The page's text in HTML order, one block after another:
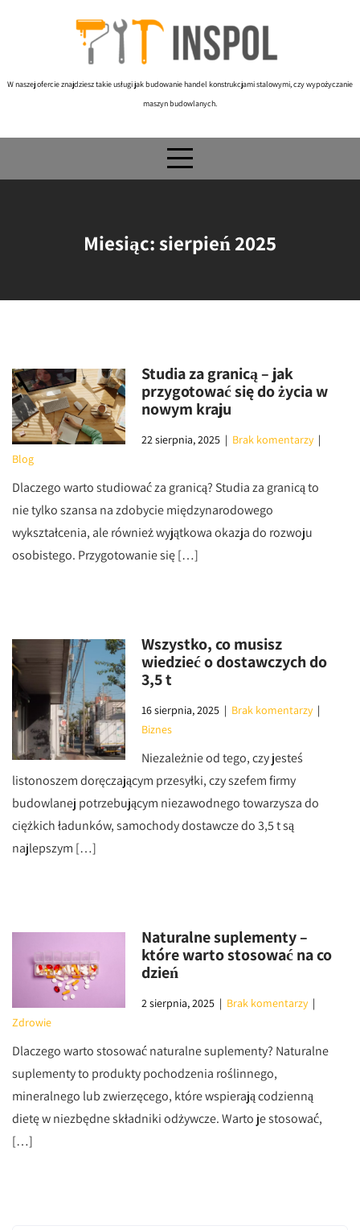
W naszej ofercie znajdziesz takie usługi jak budowanie handel konstrukcjami stalowymi, czy wypożyczanie
maszyn budowlanych.
Miesiąc:sierpień 2025
Studia za granicą – jak
przygotować się do życia w
nowym kraju
22 sierpnia, 2025 | Brak komentarzy |
Blog
Dlaczego warto studiować za granicą? Studia za granicą to
nie tylko szansa na zdobycie międzynarodowego
wykształcenia, ale również wyjątkowa okazja do rozwoju
osobistego. Przygotowanie się […]
Wszystko, co musisz
wiedzieć o dostawczych do
3,5 t
16 sierpnia, 2025 | Brak komentarzy |
Biznes
Niezależnie od tego, czy jesteś
listonoszem doręczającym przesyłki, czy szefem firmy
budowlanej potrzebującym niezawodnego towarzysza do
ciężkich ładunków, samochody dostawcze do 3,5 t są
najlepszym […]
Naturalne suplementy –
które warto stosować na co
dzień
2 sierpnia, 2025 | Brak komentarzy |
Zdrowie
Dlaczego warto stosować naturalne suplementy? Naturalne
suplementy to produkty pochodzenia roślinnego,
mineralnego lub zwierzęcego, które wspierają codzienną
dietę w niezbędne składniki odżywcze. Warto je stosować,
[…]